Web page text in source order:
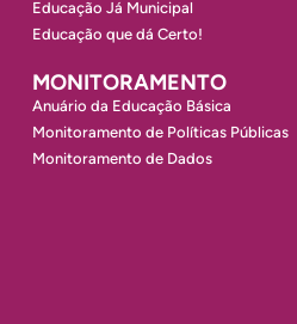
Educação Já Municipal
Educação que dá Certo!
MONITORAMENTO
Anuário da Educação Básica
Monitoramento de Políticas Públicas
Monitoramento de Dados